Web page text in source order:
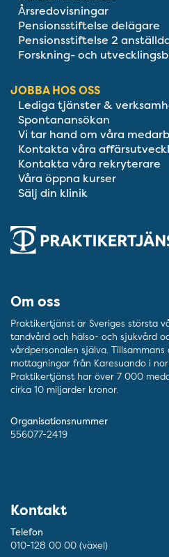
Årsredovisningar
Pensionsstiftelse delägare
Pensionsstiftelse 2
Forskning- och
JOBBA HOS OSS
Lediga tjänster &
Spontanansökan
Vi tar hand om våra
Kontakta våra
Kontakta våra rekryterare
Våra öppna kurser
Sälj din klinik
Om oss
Praktikertjänst är Sveriges största
tandvård och hälso- och sjukvård
vårdpersonalen själva.
mottagningar från Karesuando i
Praktikertjänst har över 7 000
cirka 10 miljarder kronor.
Organisationsnummer
556077-2419
Kontakt
Telefon
010-128 00 00 (växel)